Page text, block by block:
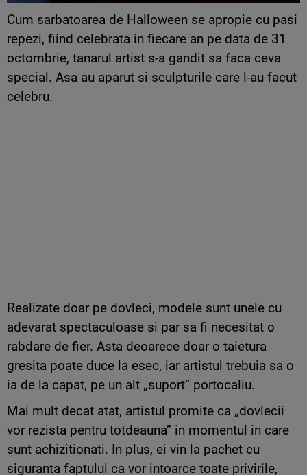
Cum sarbatoarea de Halloween se apropie cu pasi
repezi, fiind celebrata in fiecare an pe data de 31
octombrie, tanarul artist s-a gandit sa faca ceva
special. Asa au aparut si sculpturile care l-au facut
celebru.
Realizate doar pe dovleci, modele sunt unele cu
adevarat spectaculoase si par sa fi necesitat o
rabdare de fier. Asta deoarece doar o taietura
gresita poate duce la esec, iar artistul trebuia sa o
ia de la capat, pe un alt „suport” portocaliu.
Mai mult decat atat, artistul promite ca „dovlecii
vor rezista pentru totdeauna” in momentul in care
sunt achizitionati. In plus, ei vin la pachet cu
siguranta faptului ca vor intoarce toate privirile,